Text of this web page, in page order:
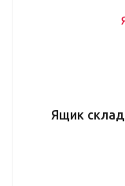
Ящик